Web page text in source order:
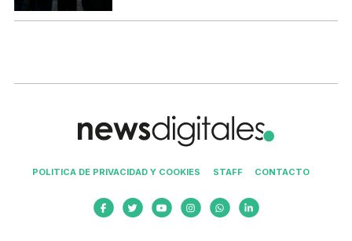
POLITICA DE PRIVACIDAD Y COOKIES STAFF CONTACTO